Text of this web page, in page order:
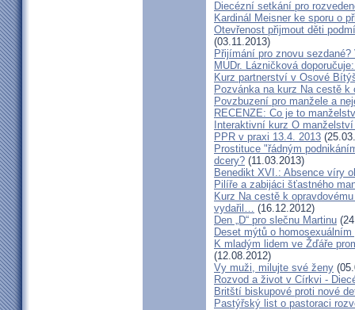
Diecézní setkání pro
Kardinál Meisner ke sporu o
Otevřenost přijmout děti
(03.11.2013)
Přijímání pro znovu
MUDr. Lázničková
Kurz partnerství v Osové
Pozvánka na kurz Na cestě k
Povzbuzení pro manžele a
RECENZE: Co je to
Interaktivní kurz O
PPR v praxi 13.4. 2013
Prostituce "řádným
dcery? (11.03.2013)
Benedikt XVI.: Absence víry
Pilíře a zabijáci šťastného
Kurz Na cestě k
vydařil… (16.12.2012)
Den „D“ pro slečnu Martinu
Deset mýtů o homosexuálním
K mladým lidem ve Žďáře
(12.08.2012)
Vy muži, milujte své ženy
Rozvod a život v Církvi -
Britští biskupové proti nové
Pastýřský list o pastoraci